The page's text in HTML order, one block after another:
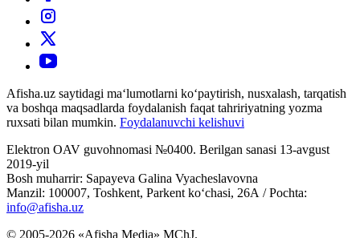
Afisha.uz saytidagi ma‘lumotlarni ko‘paytirish, nusxalash, tarqatish
va boshqa maqsadlarda foydalanish faqat tahririyatning yozma
ruxsati bilan mumkin. Foydalanuvchi kelishuvi
Elektron OAV guvohnomasi №0400. Berilgan sanasi 13-avgust
2019-yil
Bosh muharrir: Sapayeva Galina Vyacheslavovna
Manzil: 100007, Toshkent, Parkent ko‘chasi, 26А / Pochta:
info@afisha.uz
© 2005-2026 «Afisha Media» MChJ.